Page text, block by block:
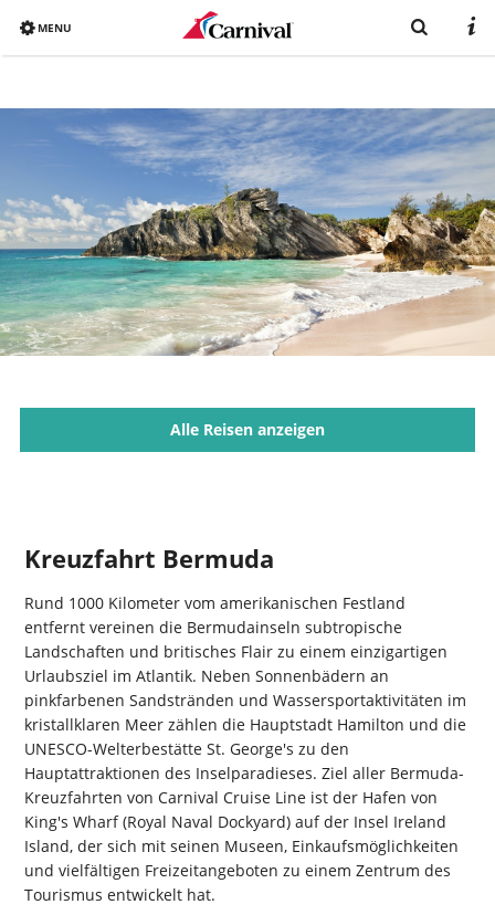
Overview
Bereits gebucht?
Reiseziele
Buchen
Schiffe
Urlaub mit Carnival
Katalog
MENU
Alle Reisen anzeigen
Kreuzfahrt Bermuda
Rund 1000 Kilometer vom amerikanischen Festland
entfernt vereinen die Bermudainseln subtropische
Landschaften und britisches Flair zu einem einzigartigen
Urlaubsziel im Atlantik. Neben Sonnenbädern an
pinkfarbenen Sandstränden und Wassersportaktivitäten im
kristallklaren Meer zählen die Hauptstadt Hamilton und die
UNESCO-Welterbestätte St. George's zu den
Hauptattraktionen des Inselparadieses. Ziel aller Bermuda-
Kreuzfahrten von Carnival Cruise Line ist der Hafen von
King's Wharf (Royal Naval Dockyard) auf der Insel Ireland
Island, der sich mit seinen Museen, Einkaufsmöglichkeiten
und vielfältigen Freizeitangeboten zu einem Zentrum des
Tourismus entwickelt hat.